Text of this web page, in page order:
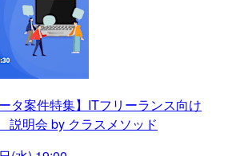
タ案件特集】ITフリーランス向け
説明会 by クラスメソッド